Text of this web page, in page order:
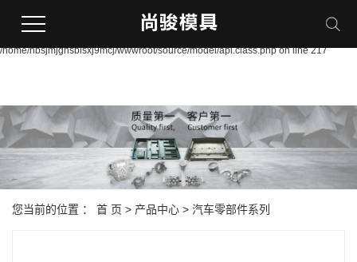
file_put_contents(/home/nbsjmjgnsbisxj9mcj/wwwroot/source/cache/
/home/nbsjmjgnsbisxj9mcj/wwwroot/source/model/api.class.php on line 217
您当前的位置 ： 首 页 > 产品中心 > 汽车零部件系列